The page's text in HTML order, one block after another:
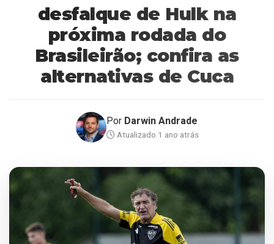
desfalque de Hulk na
próxima rodada do
Brasileirão; confira as
alternativas de Cuca
Por Darwin Andrade
Atualizado 1 ano atrás